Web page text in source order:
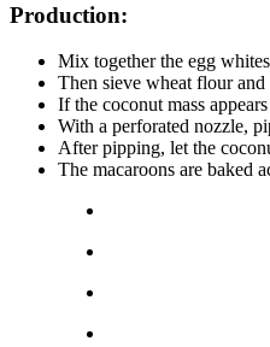
Production:
Mix together the egg
Then sieve wheat flour and
If the coconut mass
With a perforated nozzle,
After pipping, let the
The macaroons are baked